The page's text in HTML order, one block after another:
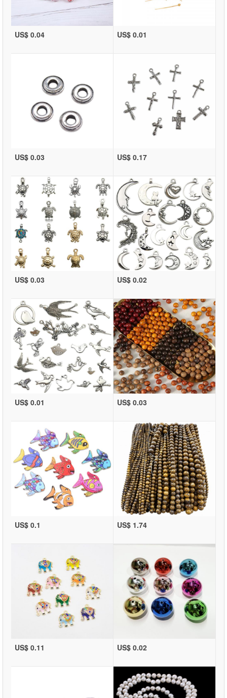
US$ 0.04 US$ 0.01
US$ 0.03 US$ 0.17
US$ 0.03 US$ 0.02
US$ 0.01 US$ 0.03
US$ 0.1 US$ 1.74
US$ 0.11 US$ 0.02